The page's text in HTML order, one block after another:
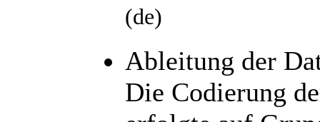
(de)
Ableitung der
Die Codierung